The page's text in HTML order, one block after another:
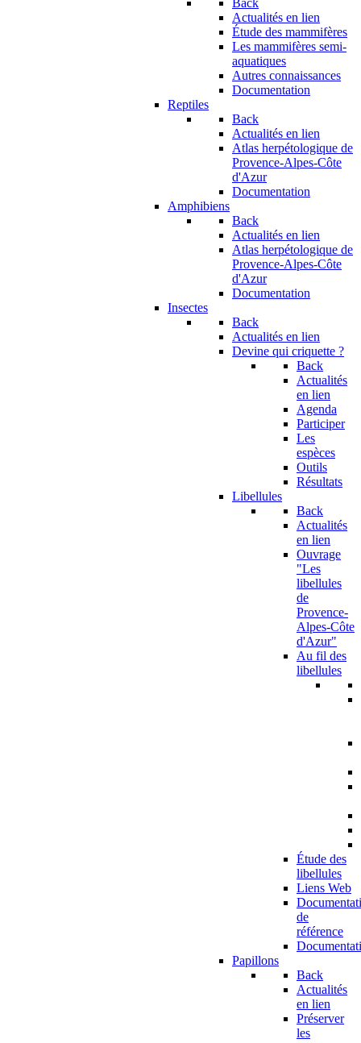
Back
Actualités en lien
Étude des mammifères
Les mammifères semi-
aquatiques
Autres connaissances
Documentation
Reptiles
Back
Actualités en lien
Atlas herpétologique de
Provence-Alpes-Côte
d'Azur
Documentation
Amphibiens
Back
Actualités en lien
Atlas herpétologique de
Provence-Alpes-Côte
d'Azur
Documentation
Insectes
Back
Actualités en lien
Devine qui criquette ?
Back
Actualités
en lien
Agenda
Participer
Les
espèces
Outils
Résultats
Libellules
Back
Actualités
en lien
Ouvrage
"Les
libellules
de
Provence-
Alpes-Côte
d'Azur"
Au fil des
libellules
Étude des
libellules
Liens Web
de
référence
Papillons
Back
Actualités
en lien
Préserver
les